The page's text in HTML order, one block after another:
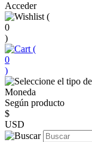
Acceder
(
0
)
(
0
)
Moneda
Según producto
$
USD